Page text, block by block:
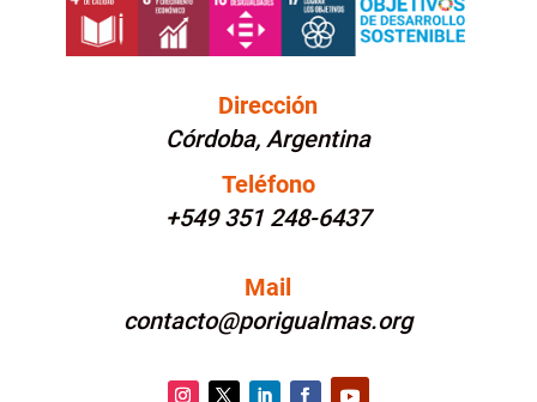
Dirección
Córdoba, Argentina
Teléfono
+549 351 248-6437
Mail
contacto@porigualmas.org